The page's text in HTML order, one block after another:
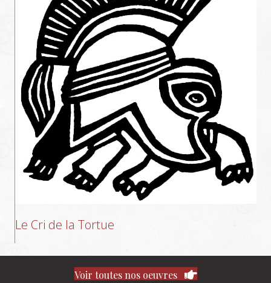
Le Cri de la Tortue
Voir toutes nos oeuvres